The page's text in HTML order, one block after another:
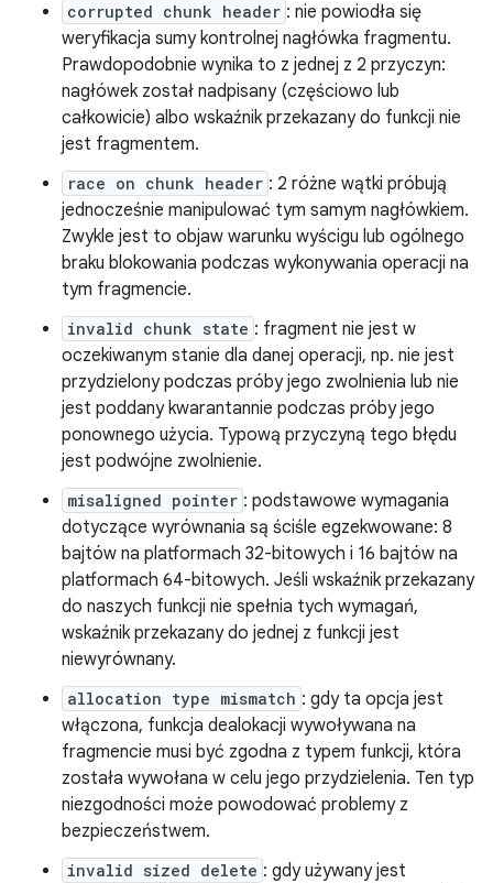
corrupted chunk header : nie powiodła się
weryfikacja sumy kontrolnej nagłówka fragmentu.
Prawdopodobnie wynika to z jednej z 2 przyczyn:
nagłówek został nadpisany (częściowo lub
całkowicie) albo wskaźnik przekazany do funkcji nie
jest fragmentem.
race on chunk header : 2 różne wątki próbują
jednocześnie manipulować tym samym nagłówkiem.
Zwykle jest to objaw warunku wyścigu lub ogólnego
braku blokowania podczas wykonywania operacji na
tym fragmencie.
invalid chunk state : fragment nie jest w
oczekiwanym stanie dla danej operacji, np. nie jest
przydzielony podczas próby jego zwolnienia lub nie
jest poddany kwarantannie podczas próby jego
ponownego użycia. Typową przyczyną tego błędu
jest podwójne zwolnienie.
misaligned pointer : podstawowe wymagania
dotyczące wyrównania są ściśle egzekwowane: 8
bajtów na platformach 32-bitowych i 16 bajtów na
platformach 64-bitowych. Jeśli wskaźnik przekazany
do naszych funkcji nie spełnia tych wymagań,
wskaźnik przekazany do jednej z funkcji jest
niewyrównany.
allocation type mismatch : gdy ta opcja jest
włączona, funkcja dealokacji wywoływana na
fragmencie musi być zgodna z typem funkcji, która
została wywołana w celu jego przydzielenia. Ten typ
niezgodności może powodować problemy z
bezpieczeństwem.
invalid sized delete : gdy używany jest